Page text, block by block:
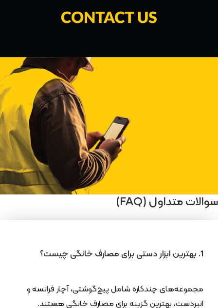
سوالات متداول (FAQ)
1. بهترین ابزار دستی برای مصارف خانگی چیست؟
مجموعه‌های چندکاره شامل پیچ‌گوشتی، آچار فرانسه و
انبردست، بهترین گزینه برای مصارف خانگی هستند.